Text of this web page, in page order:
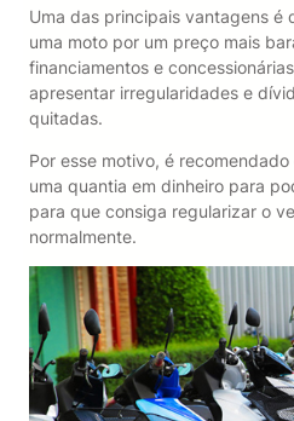
Uma das principais vantagens é
uma moto por um preço mais
financiamentos e
apresentar irregularidades e
quitadas.
Por esse motivo, é
uma quantia em dinheiro para
para que consiga regularizar o
normalmente.